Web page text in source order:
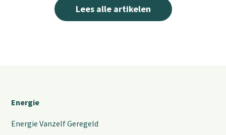
Lees alle artikelen
Energie
Energie Vanzelf Geregeld